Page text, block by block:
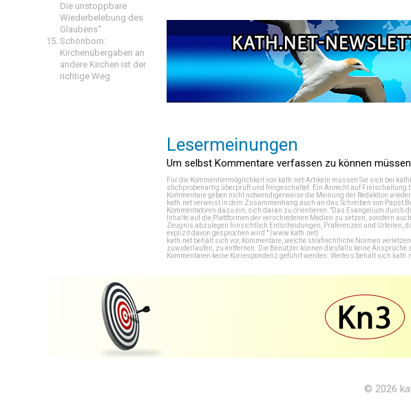
Die unstoppbare
Wiederbelebung des
Glaubens“
Schönborn:
Kirchenübergaben an
andere Kirchen ist der
richtige Weg
Lesermeinungen
Um selbst Kommentare verfassen zu können
Für die Kommentiermöglichkeit von kath.net-Artikeln müssen Sie sich bei
stichprobenartig überprüft und freigeschaltet. Ein Anrecht auf Freischaltung
Kommentare geben nicht notwendigerweise die Meinung der Redaktion wieder.
kath.net verweist in dem Zusammenhang auch an das Schreiben von Papst
Kommentatoren dazu ein, sich daran zu orientieren: "Das Evangelium
Inhalte auf die Plattformen der verschiedenen Medien zu setzen, sondern
Zeugnis abzulegen hinsichtlich Entscheidungen, Präferenzen und Urteilen,
explizit davon gesprochen wird." (www.kath.net)
kath.net behält sich vor, Kommentare, welche strafrechtliche Normen
zuwiderlaufen, zu entfernen. Die Benutzer können diesfalls keine
Kommentaren keine Korrespondenz geführt werden. Weiters behält sich
© 2026